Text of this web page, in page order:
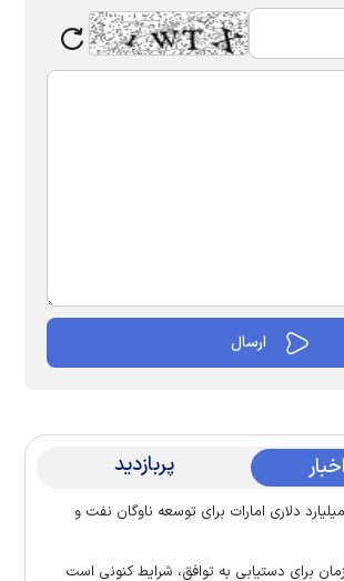
پربازدید
سرمایه‌گذاری ۱.۳ میلیارد دلاری امارات برای توسعه ناوگان نفت و
برای دستیابی به توافق، شرایط کنونی است